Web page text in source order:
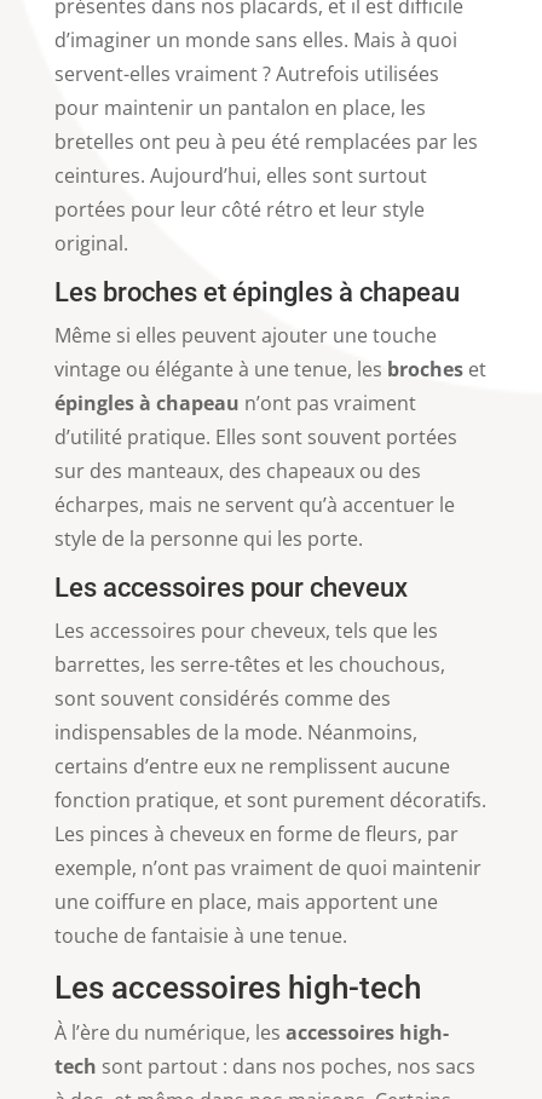
présentes dans nos placards, et il est difficile
d’imaginer un monde sans elles. Mais à quoi
servent-elles vraiment ? Autrefois utilisées
pour maintenir un pantalon en place, les
bretelles ont peu à peu été remplacées par les
ceintures. Aujourd’hui, elles sont surtout
portées pour leur côté rétro et leur style
original.
Les broches et épingles à chapeau
Même si elles peuvent ajouter une touche
vintage ou élégante à une tenue, les brocheset
épingles à chapeau n’ont pas vraiment
d’utilité pratique. Elles sont souvent portées
sur des manteaux, des chapeaux ou des
écharpes, mais ne servent qu’à accentuer le
style de la personne qui les porte.
Les accessoires pour cheveux
Les accessoires pour cheveux, tels que les
barrettes, les serre-têtes et les chouchous,
sont souvent considérés comme des
indispensables de la mode. Néanmoins,
certains d’entre eux ne remplissent aucune
fonction pratique, et sont purement décoratifs.
Les pinces à cheveux en forme de fleurs, par
exemple, n’ont pas vraiment de quoi maintenir
une coiffure en place, mais apportent une
touche de fantaisie à une tenue.
Les accessoires high-tech
À l’ère du numérique, les accessoires high-
tech sont partout : dans nos poches, nos sacs